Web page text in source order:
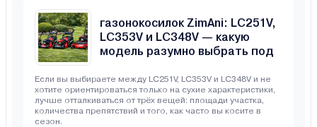
газонокосилок ZimAni: LC251V,
LC353V и LC348V — какую
модель разумно выбрать под
Если вы выбираете между LC251V, LC353V и LC348V и не
хотите ориентироваться только на сухие характеристики,
лучше отталкиваться от трёх вещей: площади участка,
количества препятствий и того, как часто вы косите в
сезон.